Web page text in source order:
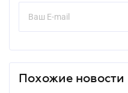
Похожие новости